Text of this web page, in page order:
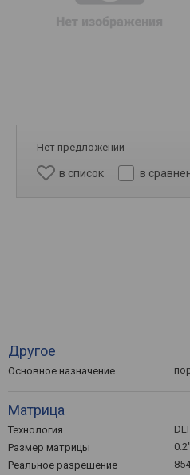
Нет предложений
в список в
Другое
Основное назначение
Матрица
Технология
Размер матрицы
0.2"
Реальное разрешение